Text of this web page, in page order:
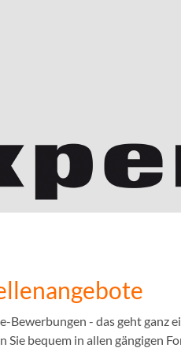
Bewerbungen - das geht ganz
Sie bequem in allen gängigen